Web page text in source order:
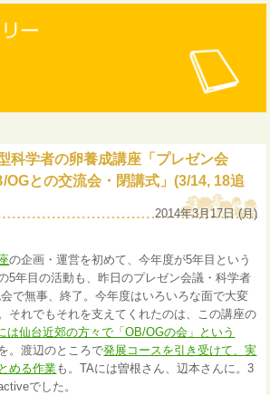
科学者の卵養成講座「プレゼン会
OGとの交流会・閉講式」(3/14, 18追
2014年3月17日 (月)
の企画・運営を初めて、今年度が5年目という
5年目の活動も、昨日のプレゼン会議・科学者
で無事、終了。今年度はいろいろな面で大変
それでもそれを支えてくれたのは、この講座の
は仙台近郊の方々で「OB/OGの会」という
。渡辺のところで発展コースを引き受けて、実
める作業も。TAには曽根さん、辺本さんに。3
でした。